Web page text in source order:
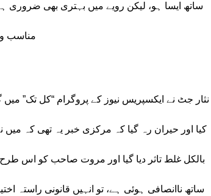
ساتھ ایسا ہو، لیکن رویے میں بہتری بھی ضروری
مناسب
نثار جٹ نے ایکسپریس نیوز کے پروگرام “کل تک”
کیا اور حیران رہ گیا کہ مرکزی خبر یہ تھی کہ میں
بالکل غلط تاثر دیا گیا اور مروت صاحب کو اس طرح
ساتھ ناانصافی ہوئی ہے، تو انہیں قانونی راستہ